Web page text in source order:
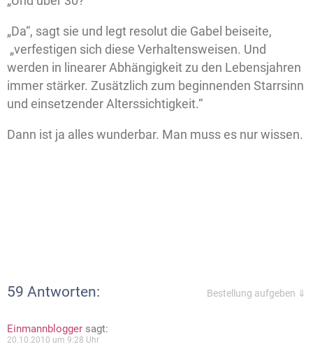
„Da“, sagt sie und legt resolut die Gabel beiseite,
„verfestigen sich diese Verhaltensweisen. Und
werden in linearer Abhängigkeit zu den Lebensjahren
immer stärker. Zusätzlich zum beginnenden Starrsinn
und einsetzender Alterssichtigkeit.“
Dann ist ja alles wunderbar. Man muss es nur wissen.
59 Antworten: Bestellung aufgeben ⇓
Einmannblogger sagt:
20.10.2010 um 9:28 Uhr